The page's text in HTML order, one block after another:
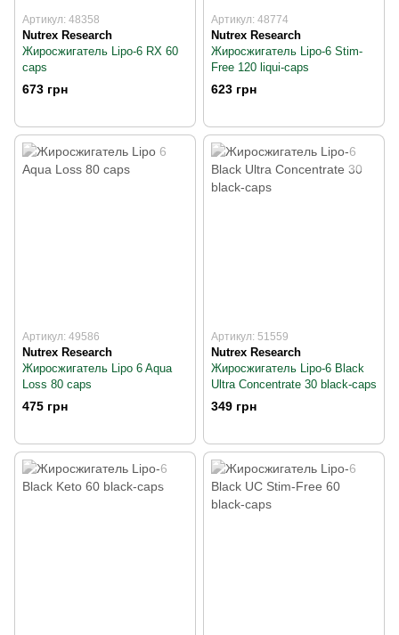
Артикул: 48358
Nutrex Research
Жиросжигатель Lipo-6 RX 60
caps
673 грн
Артикул: 48774
Nutrex Research
Жиросжигатель Lipo-6 Stim-
Free 120 liqui-caps
623 грн
Артикул: 49586
Nutrex Research
Жиросжигатель Lipo 6 Aqua
Loss 80 caps
475 грн
Артикул: 51559
Nutrex Research
Жиросжигатель Lipo-6 Black
Ultra Concentrate 30 black-caps
349 грн